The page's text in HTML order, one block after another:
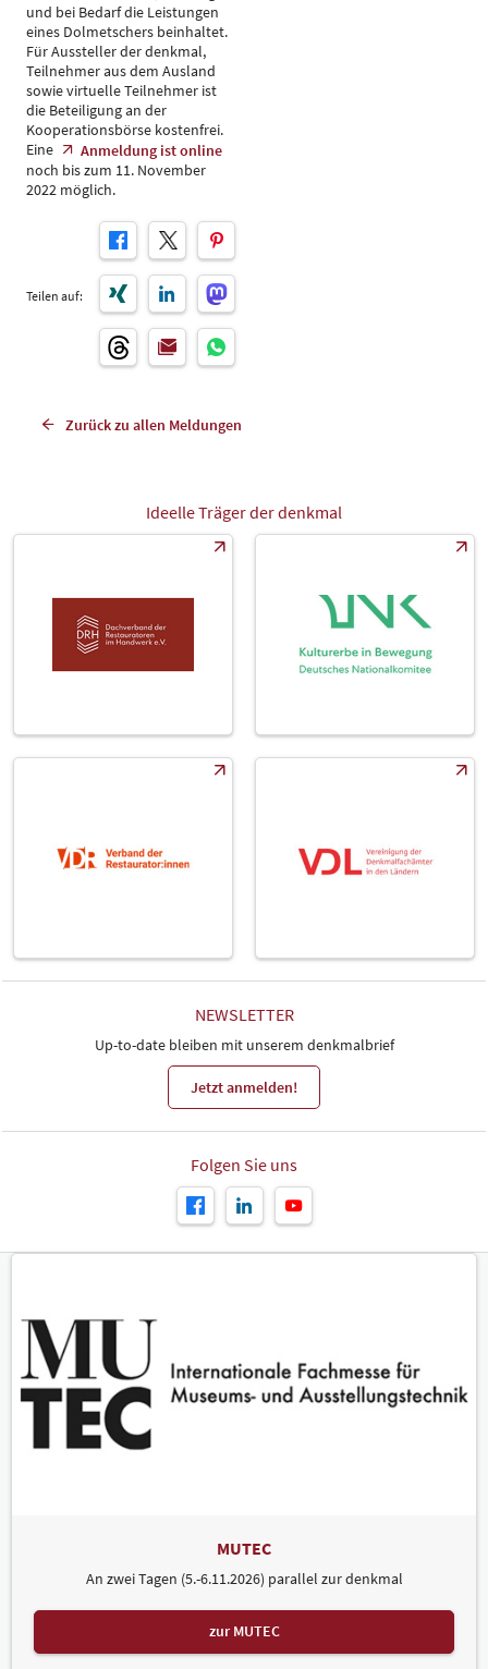
und bei Bedarf die Leistungen
eines Dolmetschers beinhaltet.
Für Aussteller der denkmal,
Teilnehmer aus dem Ausland
sowie virtuelle Teilnehmer ist
die Beteiligung an der
Kooperationsbörse kostenfrei.
Eine
Anmeldung ist online
noch bis zum 11. November
2022 möglich.
Teilen auf:
Zurück zu allen Meldungen
Ideelle Träger der denkmal
NEWSLETTER
Up-to-date bleiben mit unserem denkmalbrief
Jetzt anmelden!
Folgen Sie uns
MUTEC
An zwei Tagen (5.-6.11.2026) parallel zur denkmal
zur MUTEC